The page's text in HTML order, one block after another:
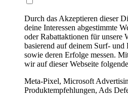
Durch das Akzeptieren dieser
deine Interessen abgestimmte
oder Rabattaktionen für unsere
basierend auf deinem Surf- und
sowie deren Erfolge messen.
wir auf dieser Webseite
Meta-Pixel, Microsoft
Produktempfehlungen, Ads